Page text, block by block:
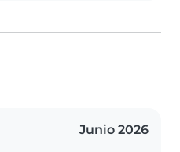
Junio 2026